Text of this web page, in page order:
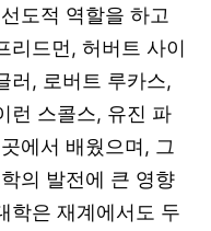
도적 역할을 하고
리드먼, 허버트 사이
러, 로버트 루카스,
런 스콜스, 유진 파
에서 배웠으며, 그
의 발전에 큰 영향
학은 재계에서도 두